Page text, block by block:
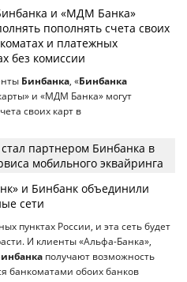
и «МДМ Банка»
пополнять счета своих
и платежных
без комиссии
Бинбанка, «Бинбанка
и «МДМ Банка» могут
своих карт в
партнером Бинбанка в
мобильного эквайринга
и Бинбанк объединили
сети
пунктах России, и эта сеть будет
И клиенты «Альфа-Банка»,
получают возможность
банкоматами обоих банков